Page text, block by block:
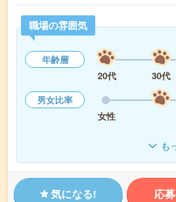
職場の雰囲気
年齢層
20代
30代
男女比率
女性
も
気になる! 応